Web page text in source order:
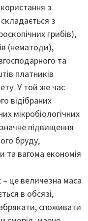
з
з
грибів),
(нематоди),
та
платників
У той же час
відібраних
мікробіологічних
підвищення
бруду,
та вагома економія
це величезна маса
в обсязі,
споживати